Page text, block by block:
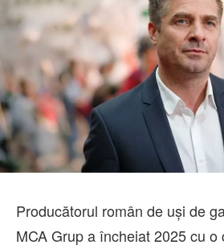
Producătorul român de uși de
MCA Grup a încheiat 2025 cu